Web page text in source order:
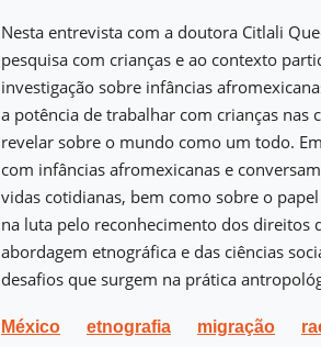
Nesta entrevista com a doutora Citlali
pesquisa com crianças e ao contexto
investigação sobre infâncias
a potência de trabalhar com crianças nas
revelar sobre o mundo como um todo.
com infâncias afromexicanas e
vidas cotidianas, bem como sobre o
na luta pelo reconhecimento dos direitos
abordagem etnográfica e das ciências
desafios que surgem na prática
México etnografia migração